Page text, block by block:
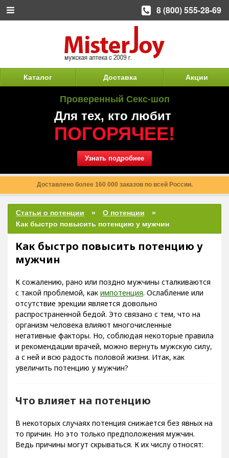
Каталог Доставка Акции
Проверенный Секс-шоп
Для тех, кто любит
ПОГОРЯЧЕЕ!
Узнать подробнее
Доставлено более 160 000 заказов по всей России.
Статьи о потенции
О потенции
Как быстро повысить потенцию у мужчин
Как быстро повысить потенцию у
мужчин
К сожалению, рано или поздно мужчины сталкиваются
с такой проблемой, как импотенция. Ослабление или
отсутствие эрекции является довольно
распространенной бедой. Это связано с тем, что на
организм человека влияют многочисленные
негативные факторы. Но, соблюдая некоторые правила
и рекомендации врачей, можно вернуть мужскую силу,
а с ней и всю радость половой жизни. Итак, как
увеличить потенцию у мужчин?
Что влияет на потенцию
В некоторых случаях потенция снижается без явных на
то причин. Но это только предположения мужчин.
Ведь причины могут скрываться. К их числу относят:
8 (800) 555-28-69